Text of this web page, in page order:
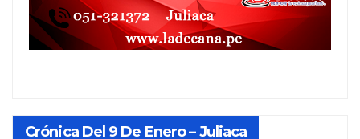
Crónica Del 9 De Enero – Juliaca